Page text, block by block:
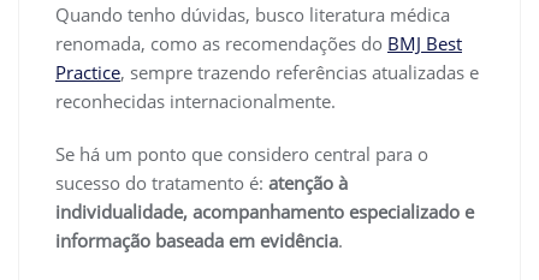
Quando tenho dúvidas, busco literatura médica
renomada, como as recomendações do BMJ Best
Practice, sempre trazendo referências atualizadas e
reconhecidas internacionalmente.
Se há um ponto que considero central para o
sucesso do tratamento é: atenção à
individualidade, acompanhamento especializado e
informação baseada em evidência.